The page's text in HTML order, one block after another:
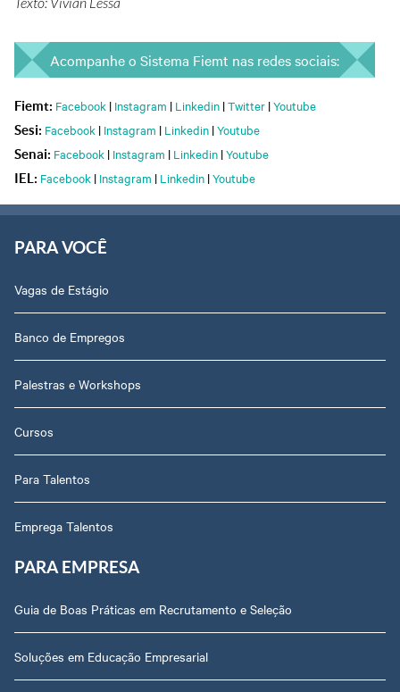
Texto: Vívian Lessa
Acompanhe o Sistema Fiemt nas redes sociais:
Fiemt: Facebook | Instagram | Linkedin |Twitter |Youtube
Sesi: Facebook | Instagram | Linkedin |Youtube
Senai: Facebook | Instagram | Linkedin |Youtube
IEL: Facebook | Instagram | Linkedin |Youtube
PARA VOCÊ
Vagas de Estágio
Banco de Empregos
Palestras e Workshops
Cursos
Para Talentos
Emprega Talentos
PARA EMPRESA
Guia de Boas Práticas em Recrutamento e Seleção
Soluções em Educação Empresarial